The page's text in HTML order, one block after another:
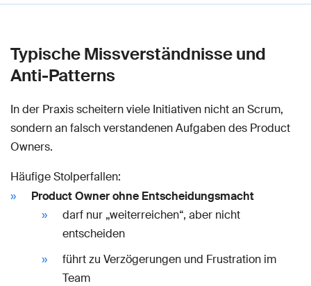
Typische Missverständnisse und
Anti-Patterns
In der Praxis scheitern viele Initiativen nicht an Scrum,
sondern an falsch verstandenen Aufgaben des Product
Owners.
Häufige Stolperfallen:
Product Owner ohne Entscheidungsmacht
darf nur „weiterreichen“, aber nicht
entscheiden
führt zu Verzögerungen und Frustration im
Team